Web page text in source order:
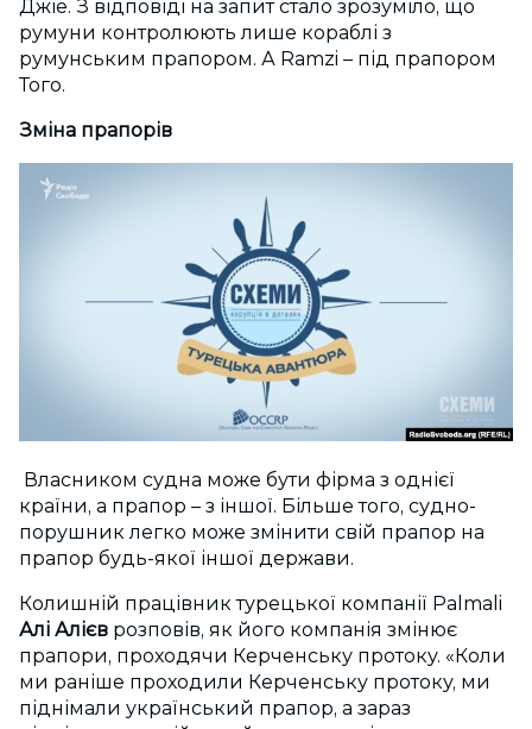
Джіе. З відповіді на запит стало зрозуміло, що
румуни контролюють лише кораблі з
румунським прапором. А Ramzi – під прапором
Того.
Зміна прапорів
Власником судна може бути фірма з однієї
країни, а прапор – з іншої. Більше того, судно-
порушник легко може змінити свій прапор на
прапор будь-якої іншої держави.
Колишній працівник турецької компанії Palmali
Алі Алієв розповів, як його компанія змінює
прапори, проходячи Керченську протоку. «Коли
ми раніше проходили Керченську протоку, ми
піднімали український прапор, а зараз